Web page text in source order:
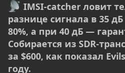
IMSI-catcher ловит
разнице сигнала в 35
80%, а при 40 дБ —
Собирается из SDR-
за $600, как показал
году.